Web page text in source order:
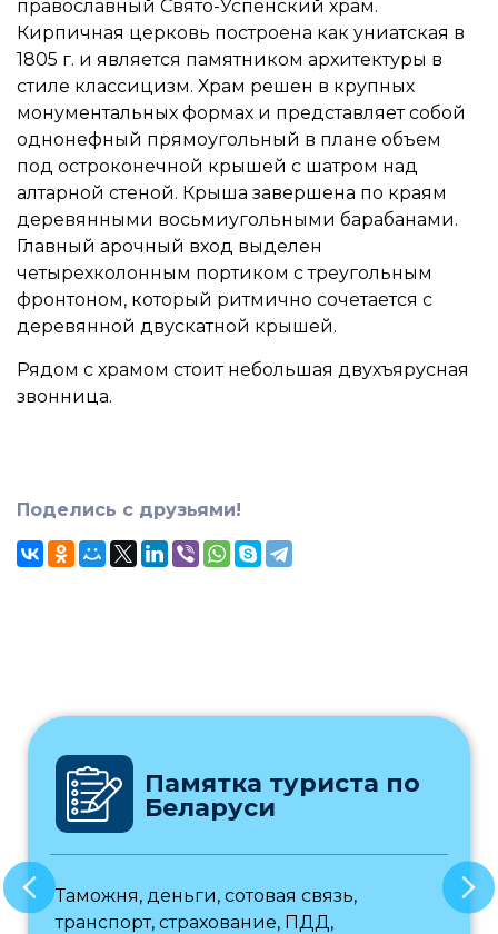
православный Свято-Успенский храм.
Кирпичная церковь построена как униатская в
1805 г. и является памятником архитектуры в
стиле классицизм. Храм решен в крупных
монументальных формах и представляет собой
однонефный прямоугольный в плане объем
под остроконечной крышей с шатром над
алтарной стеной. Крыша завершена по краям
деревянными восьмиугольными барабанами.
Главный арочный вход выделен
четырехколонным портиком с треугольным
фронтоном, который ритмично сочетается с
деревянной двускатной крышей.
Рядом с храмом стоит небольшая двухъярусная
звонница.
Поделись с друзьями!
Памятка туриста по
Беларуси
Таможня, деньги, сотовая связь,
транспорт, страхование, ПДД,